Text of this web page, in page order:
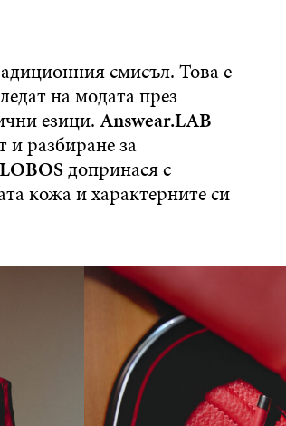
смисъл. Това е
на модата през
езици.Answear.LAB
и разбиране за
LOBOSдопринася с
кожа и характерните си